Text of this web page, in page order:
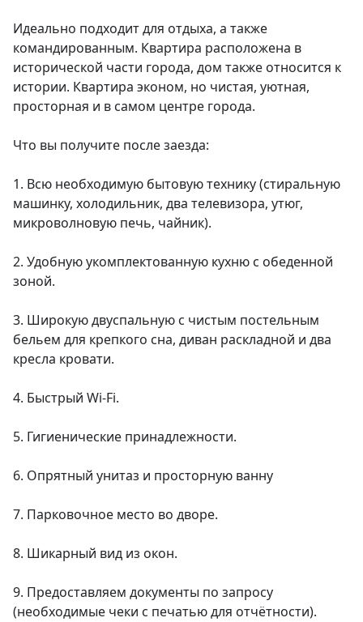
Идеально подходит для отдыха, а также
командированным. Квартира расположена в
исторической части города, дом также относится к
истории. Квартира эконом, но чистая, уютная,
просторная и в самом центре города.
Что вы получите после заезда:
1. Всю необходимую бытовую технику (стиральную
машинку, холодильник, два телевизора, утюг,
микроволновую печь, чайник).
2. Удобную укомплектованную кухню с обеденной
зоной.
3. Широкую двуспальную с чистым постельным
бельем для крепкого сна, диван раскладной и два
кресла кровати.
4. Быстрый Wi-Fi.
5. Гигиенические принадлежности.
6. Опрятный унитаз и просторную ванну
7. Парковочное место во дворе.
8. Шикарный вид из окон.
9. Предоставляем документы по запросу
(необходимые чеки с печатью для отчётности).